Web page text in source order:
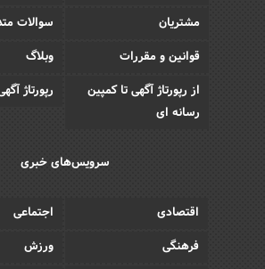
مشتریان
سوالات
قوانین و مقررات
وبلاگ
از رپورتاژ آگهی تا کمپین
رسانه ای
رپورتاژ
سرویس‌های خبری
اقتصادی
اجتماعی
فرهنگی
ورزش